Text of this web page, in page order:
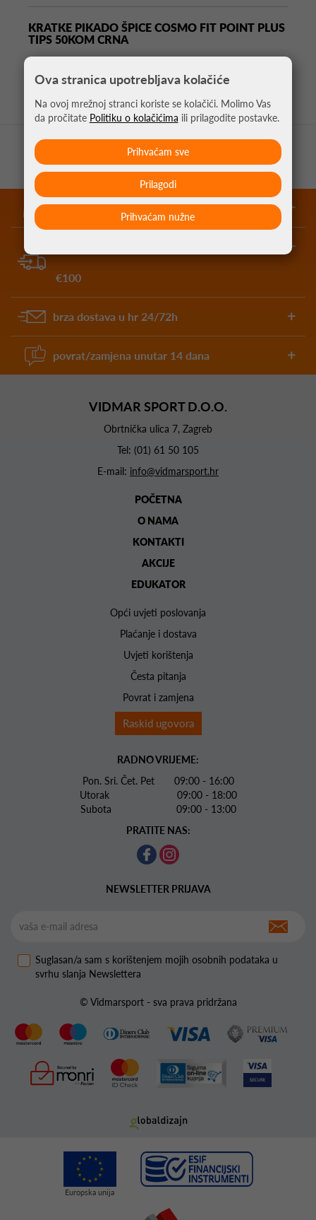
KRATKE PIKADO ŠPICE COSMO FIT POINT PLUS
TIPS 50KOM CRNA
4,75 €
garantirano najniže cijene
€100
brza dostava u hr 24/72h
povrat/zamjena unutar 14 dana
VIDMAR SPORT D.O.O.
Obrtnička ulica 7, Zagreb
Tel: (01) 61 50 105
E-mail: info@vidmarsport.hr
POČETNA
O NAMA
KONTAKTI
AKCIJE
EDUKATOR
Opći uvjeti poslovanja
Plaćanje i dostava
Uvjeti korištenja
Česta pitanja
Povrat i zamjena
Raskid ugovora
RADNO VRIJEME:
Pon. Sri. Čet. Pet 09:00 - 16:00
Utorak 09:00 - 18:00
Subota 09:00 - 13:00
PRATITE NAS:
NEWSLETTER PRIJAVA
Suglasan/a sam s korištenjem mojih osobnih podataka u
svrhu slanja Newslettera
© Vidmarsport - sva prava pridržana
Ova stranica upotrebljava kolačiće
Na ovoj mrežnoj stranci koriste se kolačići. Molimo Vas
da pročitate Politiku o kolačićima ili prilagodite postavke.
Prihvaćam nužne
Prilagodi
Prihvaćam sve